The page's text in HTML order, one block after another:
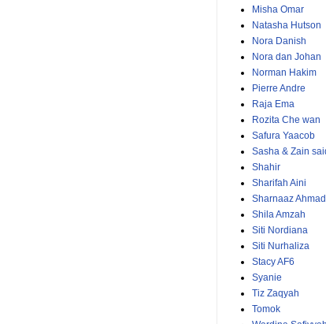
Misha Omar
Natasha Hutson
Nora Danish
Nora dan Johan
Norman Hakim
Pierre Andre
Raja Ema
Rozita Che wan
Safura Yaacob
Sasha & Zain
Shahir
Sharifah Aini
Sharnaaz Ahmad
Shila Amzah
Siti Nordiana
Siti Nurhaliza
Stacy AF6
Syanie
Tiz Zaqyah
Tomok